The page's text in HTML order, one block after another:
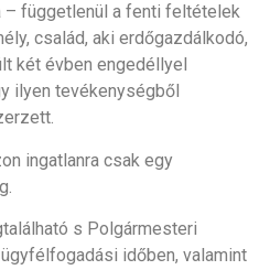
– függetlenül a fenti feltételek
család, aki erdőgazdálkodó,
két évben engedéllyel
ilyen tevékenységből
ingatlanra csak egy
s Polgármesteri
időben, valamint